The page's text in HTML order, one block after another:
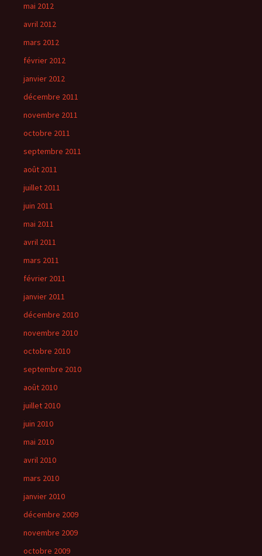
mai 2012
avril 2012
mars 2012
février 2012
janvier 2012
décembre 2011
novembre 2011
octobre 2011
septembre 2011
août 2011
juillet 2011
juin 2011
mai 2011
avril 2011
mars 2011
février 2011
janvier 2011
décembre 2010
novembre 2010
octobre 2010
septembre 2010
août 2010
juillet 2010
juin 2010
mai 2010
avril 2010
mars 2010
janvier 2010
décembre 2009
novembre 2009
octobre 2009